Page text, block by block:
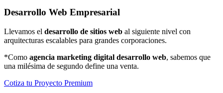
Desarrollo Web Empresarial
Llevamos el desarrollo de sitios web al siguiente nivel con
arquitecturas escalables para grandes corporaciones.
*Como agencia marketing digital desarrollo web, sabemos que
una milésima de segundo define una venta.
Cotiza tu Proyecto Premium